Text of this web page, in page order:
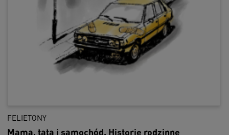
FELIETONY
Mama, tata i samochód. Historie rodzinne